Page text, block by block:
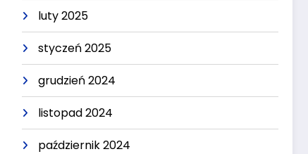
luty 2025
styczeń 2025
grudzień 2024
listopad 2024
październik 2024